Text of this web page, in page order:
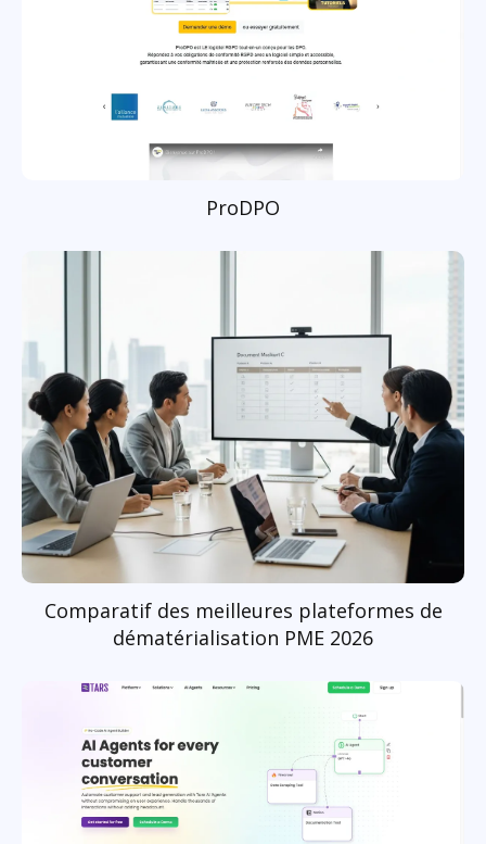
ProDPO
Comparatif des meilleures plateformes de
dématérialisation PME 2026